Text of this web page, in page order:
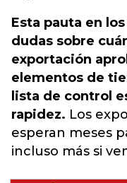
Esta pauta en
dudas sobre
exportación
elementos de
lista de control
rapidez. Los
esperan meses
incluso más si